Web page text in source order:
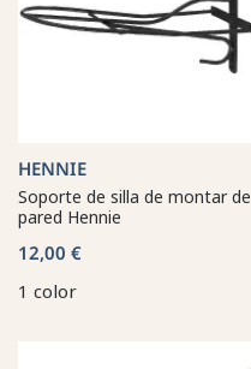
HENNIE
Soporte de silla de montar de
pared Hennie
12,00 €
1 color